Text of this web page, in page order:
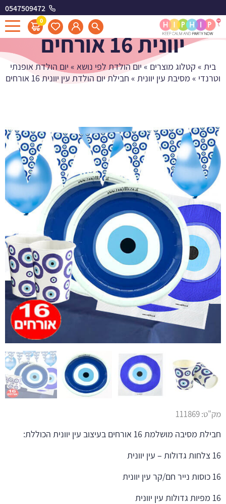
0547509472
0
חבילת יום הולדת עין
יוונית 16 אורחים
בית » קטלוג מוצרים » יום הולדת לפי נושא » יום הולדת אופנתי
וטרנדי » מסיבת עין יוונית » חבילת יום הולדת עין יוונית 16 אורחים
מק"ט:111869
חבילת מסיבה מושלמת 16 אורחים בעיצוב עין יוונית הכוללת:
16 צלחות גדולות – עין יוונית
16 כוסות נייר חם/קר עין יוונית
16 מפיות גדולות עין יוונית